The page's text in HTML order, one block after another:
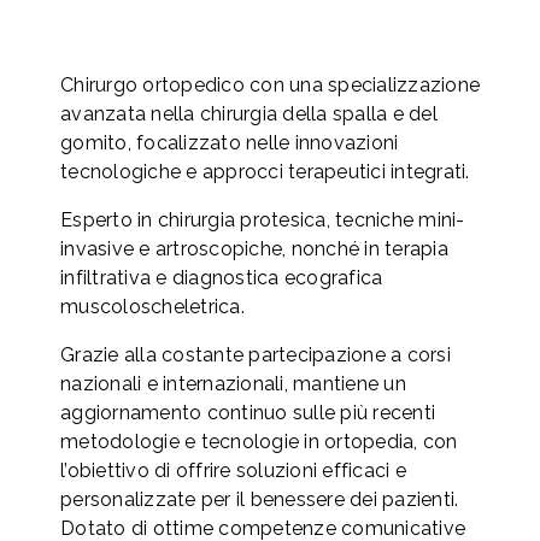
Chirurgo ortopedico con una specializzazione
avanzata nella chirurgia della spalla e del
gomito, focalizzato nelle innovazioni
tecnologiche e approcci terapeutici integrati.
Esperto in chirurgia protesica, tecniche mini-
invasive e artroscopiche, nonché in terapia
infiltrativa e diagnostica ecografica
muscoloscheletrica.
Grazie alla costante partecipazione a corsi
nazionali e internazionali, mantiene un
aggiornamento continuo sulle più recenti
metodologie e tecnologie in ortopedia, con
l’obiettivo di offrire soluzioni efficaci e
personalizzate per il benessere dei pazienti.
Dotato di ottime competenze comunicative